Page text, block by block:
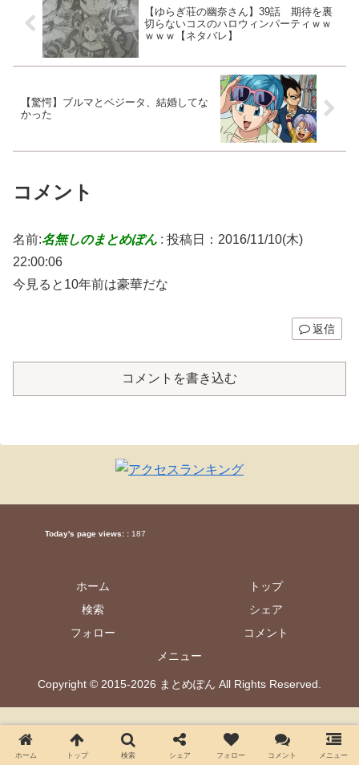
【ゆらぎ荘の幽奈さん】39話 期待を裏
切らないコスのハロウィンパーティｗｗ
ｗｗｗ【ネタバレ】
【驚愕】ブルマとベジータ、結婚してな
かった
コメント
名前:名無しのまとめぽん : 投稿日：2016/11/10(木)
22:00:06
今見ると10年前は豪華だな
返信
コメントを書き込む
Today's page views: : 187
ホーム
トップ
検索
シェア
フォロー
コメント
メニュー
Copyright © 2015-2026 まとめぽん All Rights Reserved.
ホーム トップ 検索 シェア フォロー コメント メニュー